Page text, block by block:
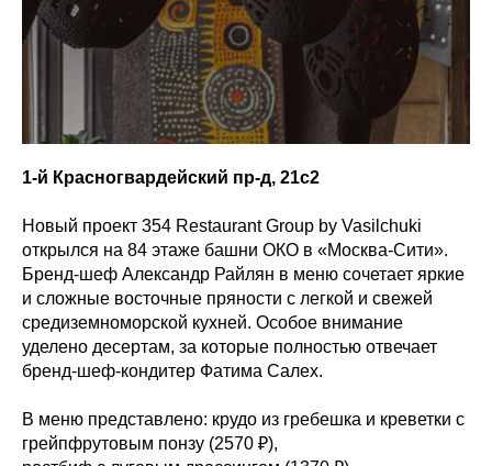
1-й Красногвардейский пр-д, 21с2
Новый проект 354 Restaurant Group by Vasilchuki
открылся на 84 этаже башни ОКО в «Москва-Сити».
Бренд-шеф Александр Райлян в меню сочетает яркие
и сложные восточные пряности с легкой и свежей
средиземноморской кухней. Особое внимание
уделено десертам, за которые полностью отвечает
бренд-шеф-кондитер Фатима Салех.
В меню представлено: крудо из гребешка и креветки с
грейпфрутовым понзу (2570 ₽),